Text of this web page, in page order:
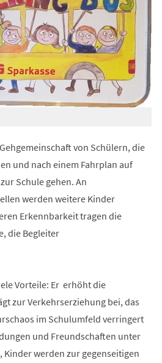
von Schülern, die
und nach einem Fahrplan auf
Schule gehen. An
werden weitere Kinder
Erkennbarkeit tragen die
die Begleiter
Vorteile: Er erhöht die
zur Verkehrserziehung bei, das
im Schulumfeld verringert
und Freundschaften unter
werden zur gegenseitigen